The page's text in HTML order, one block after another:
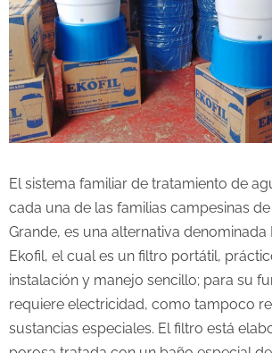
El sistema familiar de tratamiento de
cada una de las familias campesinas
Grande, es una alternativa denominada
Ekofil, el cual es un filtro portátil,
instalación y manejo sencillo; para su
requiere electricidad, como tampoco
sustancias especiales. El filtro está